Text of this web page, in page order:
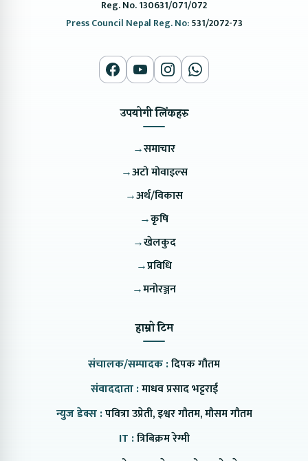
Reg. No. 130631/071/072
Press Council Nepal Reg. No:531/2072-73
उपयोगी लिंकहरु
→समाचार
→अटो मोवाइल्स
→अर्थ/विकास
→कृषि
→खेलकुद
→प्रविधि
→मनोरञ्जन
हाम्रो टिम
संचालक/सम्पादक :दिपक गौतम
संवाददाता :माधव प्रसाद भट्टराई
न्युज डेक्स :पवित्रा उप्रेती, इश्वर गौतम, मौसम गौतम
IT :त्रिबिक्रम रेग्मी